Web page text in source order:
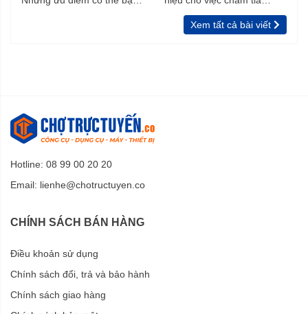
vườn, rào
Xem tất cả bài viết
Hotline: 08 99 00 20 20
Email: lienhe@chotructuyen.co
CHÍNH SÁCH BÁN HÀNG
Điều khoản sử dụng
Chính sách đổi, trả và bảo hành
Chính sách giao hàng